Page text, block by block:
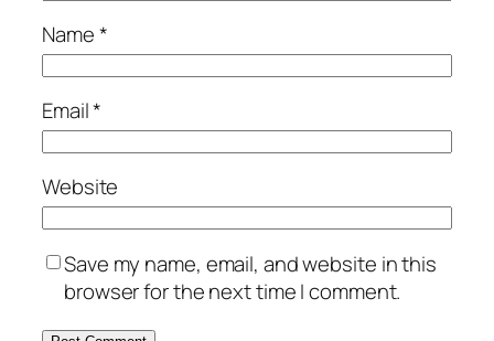
Name*
Email*
Website
Save my name, email, and website in this
browser for the next time I comment.